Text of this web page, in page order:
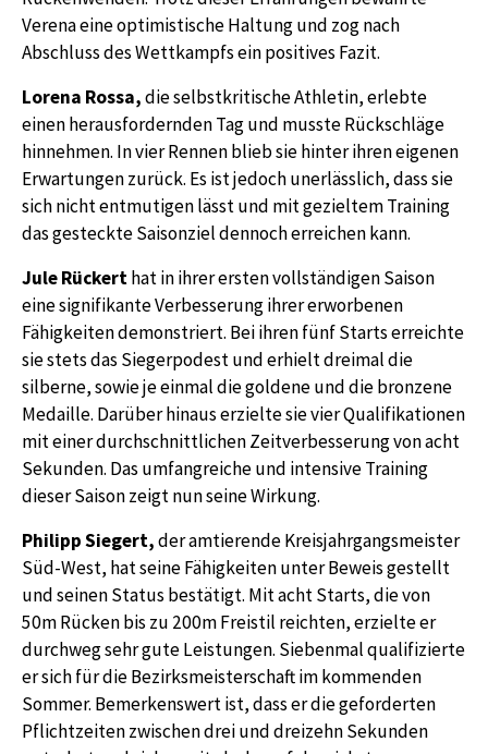
Verena eine optimistische Haltung und zog nach
Abschluss des Wettkampfs ein positives Fazit.
Lorena Rossa,die selbstkritische Athletin, erlebte
einen herausfordernden Tag und musste Rückschläge
hinnehmen. In vier Rennen blieb sie hinter ihren eigenen
Erwartungen zurück. Es ist jedoch unerlässlich, dass sie
sich nicht entmutigen lässt und mit gezieltem Training
das gesteckte Saisonziel dennoch erreichen kann.
Jule Rückerthat in ihrer ersten vollständigen Saison
eine signifikante Verbesserung ihrer erworbenen
Fähigkeiten demonstriert. Bei ihren fünf Starts erreichte
sie stets das Siegerpodest und erhielt dreimal die
silberne, sowie je einmal die goldene und die bronzene
Medaille. Darüber hinaus erzielte sie vier Qualifikationen
mit einer durchschnittlichen Zeitverbesserung von acht
Sekunden. Das umfangreiche und intensive Training
dieser Saison zeigt nun seine Wirkung.
Philipp Siegert,der amtierende Kreisjahrgangsmeister
Süd-West, hat seine Fähigkeiten unter Beweis gestellt
und seinen Status bestätigt. Mit acht Starts, die von
50m Rücken bis zu 200m Freistil reichten, erzielte er
durchweg sehr gute Leistungen. Siebenmal qualifizierte
er sich für die Bezirksmeisterschaft im kommenden
Sommer. Bemerkenswert ist, dass er die geforderten
Pflichtzeiten zwischen drei und dreizehn Sekunden